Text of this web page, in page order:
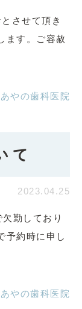
させて頂き
ます。ご容赦
あやの歯科医院
て
2023.04.25
勤しており
予約時に申し
あやの歯科医院